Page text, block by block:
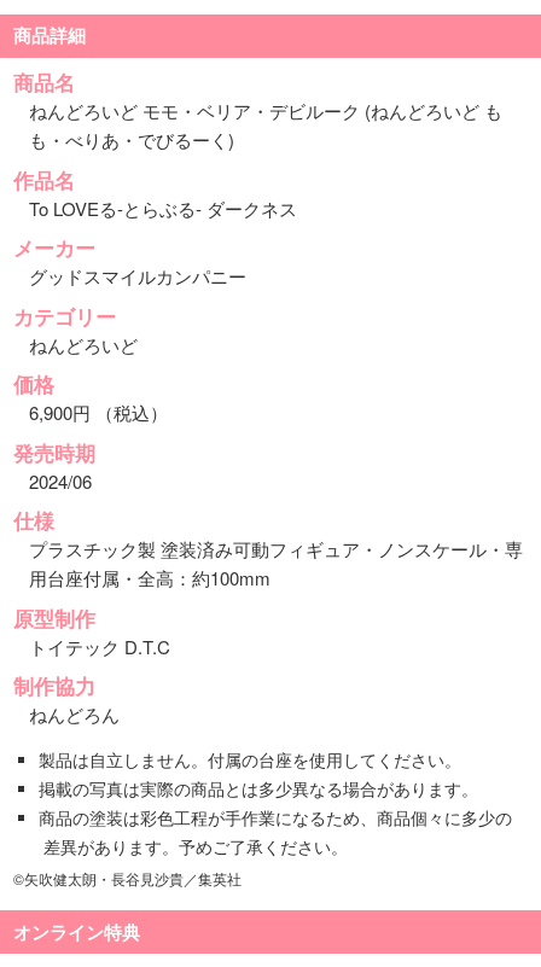
商品詳細
商品名
ねんどろいど モモ・ベリア・デビルーク (ねんどろいど も
も・べりあ・でびるーく)
作品名
To LOVEる-とらぶる- ダークネス
メーカー
グッドスマイルカンパニー
カテゴリー
ねんどろいど
価格
6,900円 （税込）
発売時期
2024/06
仕様
プラスチック製 塗装済み可動フィギュア・ノンスケール・専
用台座付属・全高：約100mm
原型制作
トイテック D.T.C
制作協力
ねんどろん
製品は自立しません。付属の台座を使用してください。
掲載の写真は実際の商品とは多少異なる場合があります。
商品の塗装は彩色工程が手作業になるため、商品個々に多少の
差異があります。予めご了承ください。
©矢吹健太朗・長谷見沙貴／集英社
オンライン特典